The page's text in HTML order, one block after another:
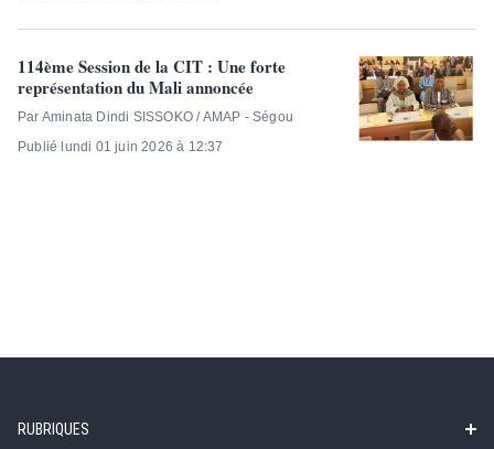
114ème Session de la CIT : Une forte
représentation du Mali annoncée
Par Aminata Dindi SISSOKO / AMAP - Ségou
Publié lundi 01 juin 2026 à 12:37
RUBRIQUES